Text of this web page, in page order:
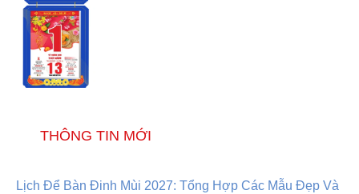
THÔNG TIN MỚI
Lịch Để Bàn Đinh Mùi 2027: Tổng Hợp Các Mẫu Đẹp Và